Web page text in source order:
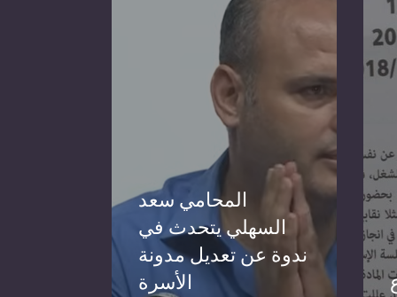
المحامي سعد
السهلي يتحدث في
ندوة عن تعديل مدونة
الأسرة